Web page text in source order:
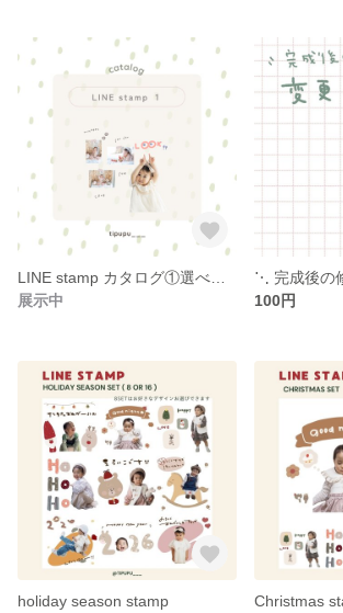
展示中
⋱ 完成後の
100円
holiday season stamp
Christmas